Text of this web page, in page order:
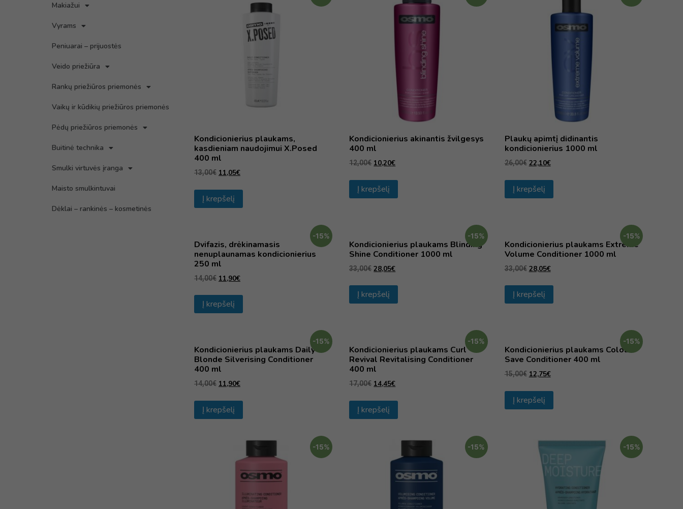
Makiažui
Vyrams
Peniuarai – prijuostės
Veido priežiūra
Rankų priežiūros priemonės
Vaikų ir kūdikių priežiūros priemonės
Pėdų priežiūros priemonės
Buitinė technika
Smulki virtuvės įranga
Maisto smulkintuvai
Dėklai – rankinės – kosmetinės
Kondicionierius plaukams,
kasdieniam naudojimui X.Posed
400 ml
13,00€ 11,05€
Į krepšelį
Kondicionierius akinantis žvilgesys
400 ml
12,00€ 10,20€
Į krepšelį
Plaukų apimtį didinantis
kondicionierius 1000 ml
26,00€ 22,10€
Į krepšelį
-15%
Dvifazis, drėkinamasis
nenuplaunamas kondicionierius
250 ml
14,00€ 11,90€
Į krepšelį
-15%
Kondicionierius plaukams Blinding
Shine Conditioner 1000 ml
33,00€ 28,05€
Į krepšelį
-15%
Kondicionierius plaukams Extreme
Volume Conditioner 1000 ml
33,00€ 28,05€
Į krepšelį
-15%
Kondicionierius plaukams Daily
Blonde Silverising Conditioner
400 ml
14,00€ 11,90€
Į krepšelį
-15%
Kondicionierius plaukams Curl
Revival Revitalising Conditioner
400 ml
17,00€ 14,45€
Į krepšelį
-15%
Kondicionierius plaukams Colour
Save Conditioner 400 ml
15,00€ 12,75€
Į krepšelį
-15% -15% -15%